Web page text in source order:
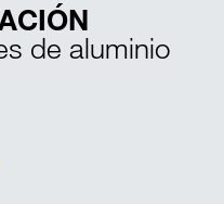
de aluminio